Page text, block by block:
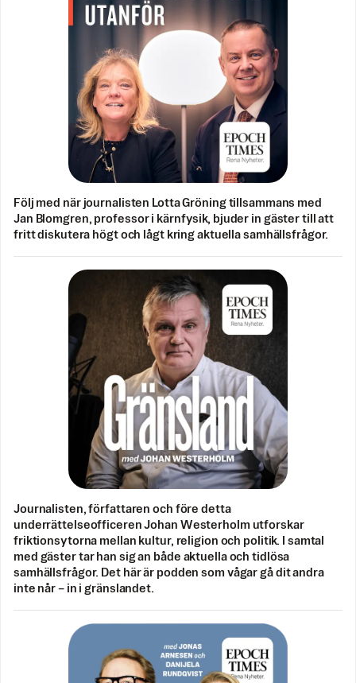
Följ med när journalisten Lotta Gröning tillsammans med
Jan Blomgren, professor i kärnfysik, bjuder in gäster till att
fritt diskutera högt och lågt kring aktuella samhällsfrågor.
Journalisten, författaren och före detta
underrättelseofficeren Johan Westerholm utforskar
friktionsytorna mellan kultur, religion och politik. I samtal
med gäster tar han sig an både aktuella och tidlösa
samhällsfrågor. Det här är podden som vågar gå dit andra
inte når – in i gränslandet.